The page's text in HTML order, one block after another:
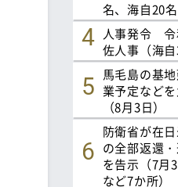
名、海自20
人事発令 令
佐人事（海自
馬毛島の基
業予定など
（8月3日）
防衛省が在
の全部返還
を告示（7月
など7か所）